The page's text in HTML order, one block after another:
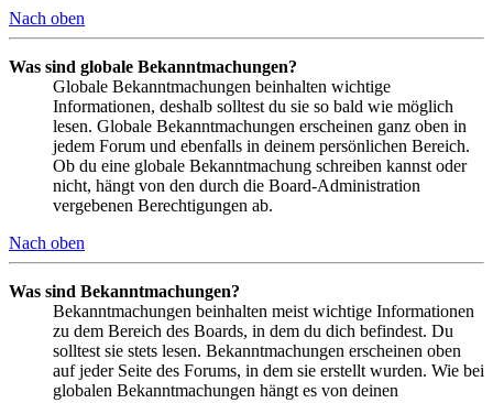
Nach oben
Was sind globale Bekanntmachungen?
Globale Bekanntmachungen beinhalten wichtige
Informationen, deshalb solltest du sie so bald wie möglich
lesen. Globale Bekanntmachungen erscheinen ganz oben in
jedem Forum und ebenfalls in deinem persönlichen Bereich.
Ob du eine globale Bekanntmachung schreiben kannst oder
nicht, hängt von den durch die Board-Administration
vergebenen Berechtigungen ab.
Nach oben
Was sind Bekanntmachungen?
Bekanntmachungen beinhalten meist wichtige Informationen
zu dem Bereich des Boards, in dem du dich befindest. Du
solltest sie stets lesen. Bekanntmachungen erscheinen oben
auf jeder Seite des Forums, in dem sie erstellt wurden. Wie bei
globalen Bekanntmachungen hängt es von deinen